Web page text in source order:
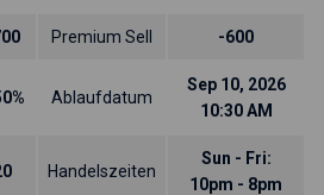
Premium Sell -600
Ablaufdatum
Sep 10, 2026
10:30 AM
Handelszeiten
Sun - Fri:
10pm - 8pm